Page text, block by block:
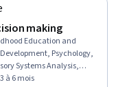
making
Education and
Psychology,
Systems Analysis,
Instructional
à 6 mois